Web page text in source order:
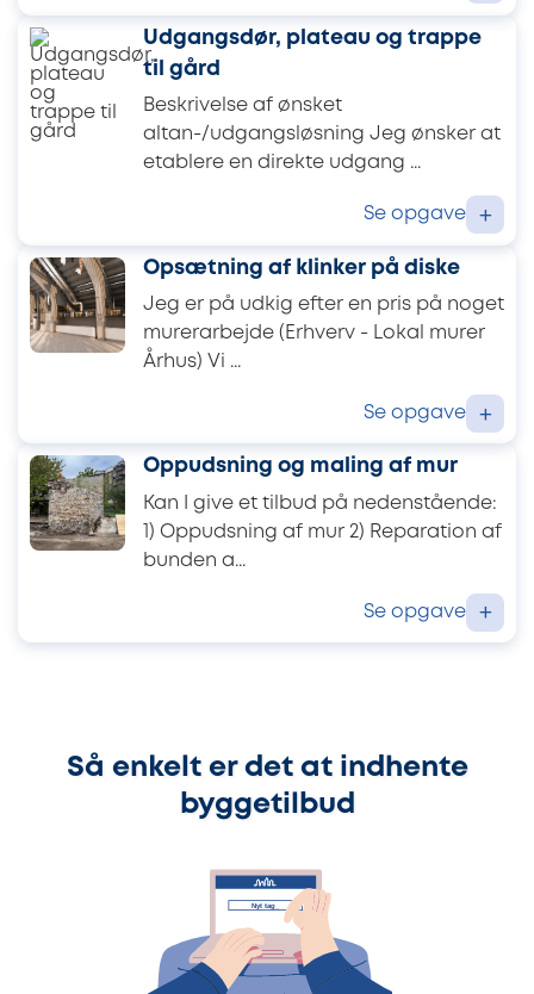
Udgangsdør, plateau og trappe
til gård
Beskrivelse af ønsket
altan-/udgangsløsning Jeg ønsker at
etablere en direkte udgang ...
Se opgave +
Opsætning af klinker på diske
Jeg er på udkig efter en pris på noget
murerarbejde (Erhverv - Lokal murer
Århus) Vi ...
Se opgave +
Oppudsning og maling af mur
Kan I give et tilbud på nedenstående:
1) Oppudsning af mur 2) Reparation af
bunden a...
Se opgave +
Så enkelt er det at indhente
byggetilbud